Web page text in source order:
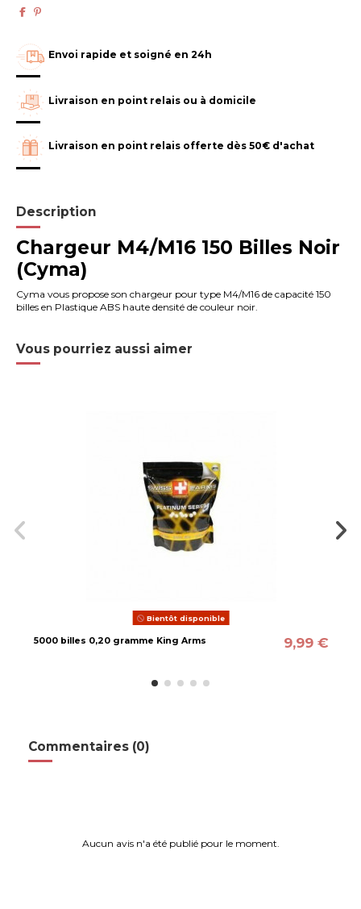
Envoi rapide et soigné en 24h
Livraison en point relais ou à domicile
Livraison en point relais offerte dès 50€ d'achat
Description
Chargeur M4/M16 150 Billes Noir
(Cyma)
Cyma vous propose son chargeur pour type M4/M16 de capacité 150
billes en Plastique ABS haute densité de couleur noir.
Vous pourriez aussi aimer
Bientôt disponible
5000 billes 0,20 gramme King Arms 9,99 €
Commentaires (0)
Aucun avis n'a été publié pour le moment.